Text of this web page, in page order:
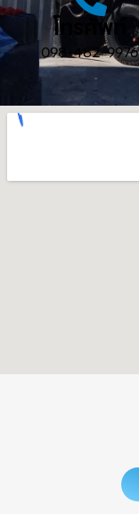
โทรศัพท์
098-482-9976